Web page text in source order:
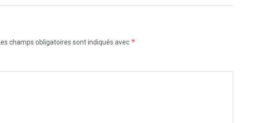
Les champs obligatoires sont indiqués avec *